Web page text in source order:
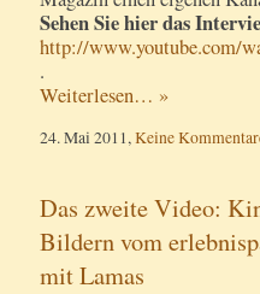
Sehen Sie hier das
http://www.youtube.com/
.
Weiterlesen… »
24. Mai 2011,Keine
Das zweite Video:
Bildern vom
mit Lamas